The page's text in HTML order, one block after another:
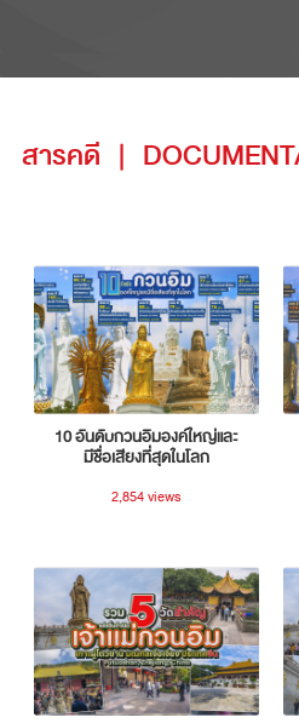
สารคดี |
10 อันดับกวนอิมองค์ใหญ่และ
มีชื่อเสียงที่สุดในโลก
2,854 views